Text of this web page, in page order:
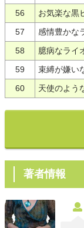
56
お気楽な黒
57
感情豊かな
58
臆病なライ
59
束縛が嫌い
60
天使のよう
著者情報